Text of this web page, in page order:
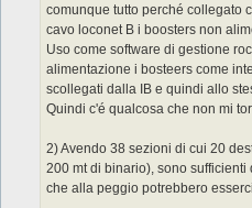
comunque tutto perché collegato
cavo loconet B i boosters non
Uso come software di gestione
alimentazione i bosteers come
scollegati dalla IB e quindi allo
Quindi c'é qualcosa che non mi
2) Avendo 38 sezioni di cui 20
200 mt di binario), sono
che alla peggio potrebbero